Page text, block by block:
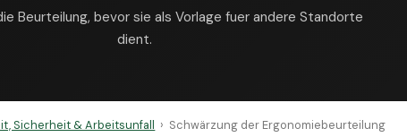
Beurteilung, bevor sie als Vorlage fuer andere Standorte
dient.
Sicherheit & Arbeitsunfall › Schwärzung der Ergonomiebeurteilung